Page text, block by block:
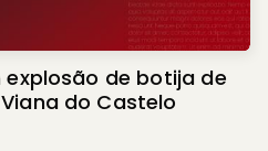
de botija de
do Castelo